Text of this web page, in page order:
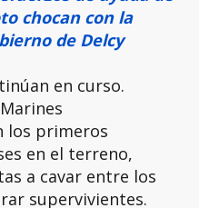
chocan con la
de Delcy
en curso.
los primeros
en el terreno,
a cavar entre los
supervivientes.